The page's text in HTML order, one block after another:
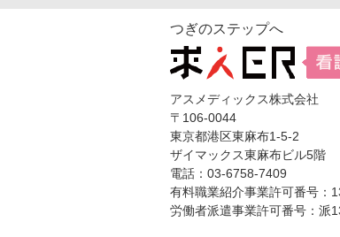
つぎのステップへ
アスメディックス株式会社
〒106-0044
東京都港区東麻布1-5-2
ザイマックス東麻布ビル5階
電話：03-6758-7409
有料職業紹介事業許可番号：
労働者派遣事業許可番号：派